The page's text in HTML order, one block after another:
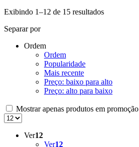
Exibindo 1–12 de 15 resultados
Separar por
Ordem
Ordem
Popularidade
Mais recente
Preço: baixo para alto
Preço: alto para baixo
Mostrar apenas produtos em promoção
Ver12
Ver12